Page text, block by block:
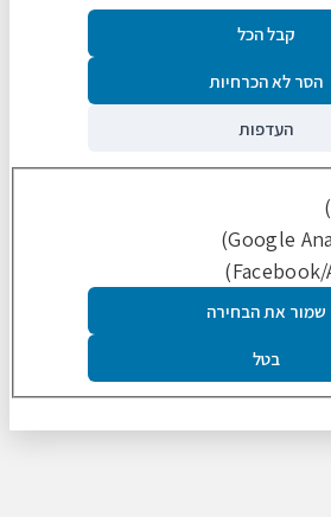
קבל הכל
הסר לא הכרחיות
העדפות
שמור את הבחירה
בטל